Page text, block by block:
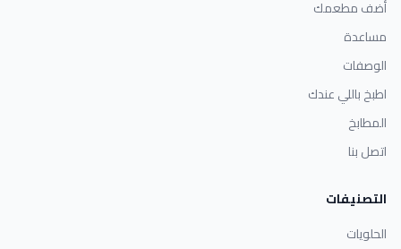
أضف مطعمك
مساعدة
الوصفات
اطبخ باللي عندك
المطابخ
اتصل بنا
التصنيفات
الحلويات